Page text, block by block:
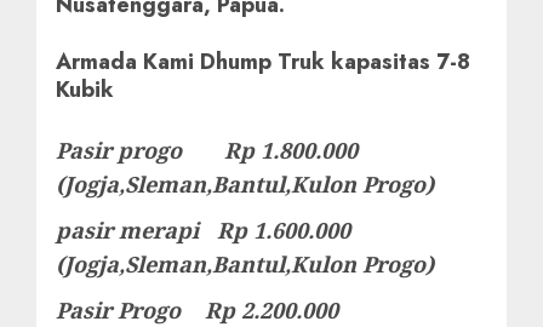
Armada Kami Dhump Truk kapasitas 7-8
Kubik
Pasir progo Rp 1.800.000
(Jogja,Sleman,Bantul,Kulon Progo)
pasir merapi Rp 1.600.000
(Jogja,Sleman,Bantul,Kulon Progo)
Pasir Progo Rp 2.200.000